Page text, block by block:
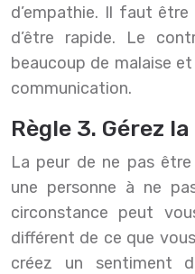
d’empathie. Il faut
d’être rapide. Le
beaucoup de malaise
communication.
Règle 3. Gérez
La peur de ne pas
une personne à ne
circonstance peut
différent de ce que
créez un sentiment